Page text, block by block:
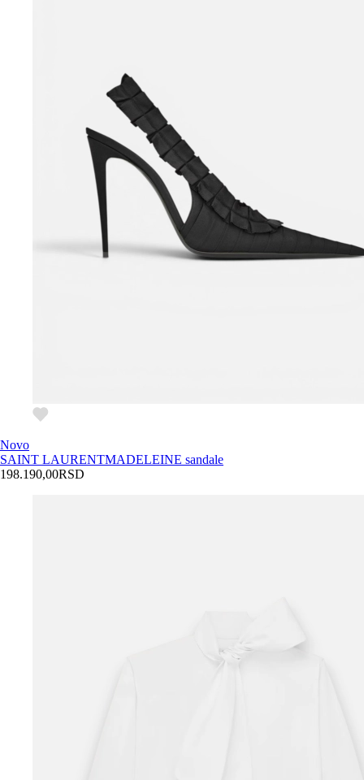
Novo
SAINT LAURENTMADELEINE sandale
198.190,00RSD